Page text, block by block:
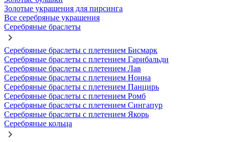
Золотые украшения для пирсинга
Все серебряные украшения
Серебряные браслеты
Серебряные браслеты с плетением Бисмарк
Серебряные браслеты с плетением Гарибальди
Серебряные браслеты с плетением Лав
Серебряные браслеты с плетением Нонна
Серебряные браслеты с плетением Панцирь
Серебряные браслеты с плетением Ромб
Серебряные браслеты с плетением Сингапур
Серебряные браслеты с плетением Якорь
Серебряные кольца